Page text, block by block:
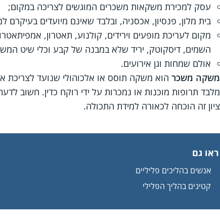
עסק למכירת משקאות משכרים המוגשים לצריכה במקום;
בית מלון, פנסיון, אכסניה, ובלבד שאינם מיועדים בעיקרם
מקום לעריכת מופעים וירידים, קולנוע, תאטרון,
השמים, דיסקוטק, יריד שלא במבנה של קבע וכלי שיט
אולם שמחות וגן אירועים.
משקה משכר
מלבד תרופות מוכנות או נמכרות על ידי רוקח כדין. חשוב
ציון זה הוכחה לכאורה למידת התכולה.
ראו גם
אנשים בהליכים פליליים
קטינים בהליך הפלילי